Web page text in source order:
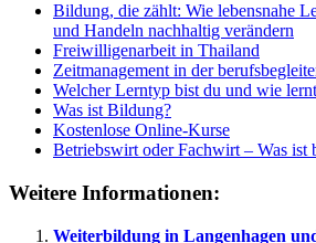
Bildung, die zählt: Wie lebensnahe
und Handeln nachhaltig verändern
Freiwilligenarbeit in Thailand
Zeitmanagement in der
Welcher Lerntyp bist du und wie
Was ist Bildung?
Kostenlose Online-Kurse
Betriebswirt oder Fachwirt – Was ist
Weitere Informationen:
Weiterbildung in Langenhagen